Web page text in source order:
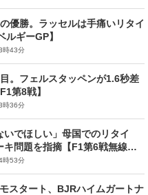
優勝。ラッセルは手痛いリタイ
ギーGP】
時43分
。フェルスタッペンが1.6秒差
第8戦】
時36分
いでほしい」母国でのリタイ
キ問題を指摘【F1第6戦無線レ
時53分
スタート、BJRハイムガートナ